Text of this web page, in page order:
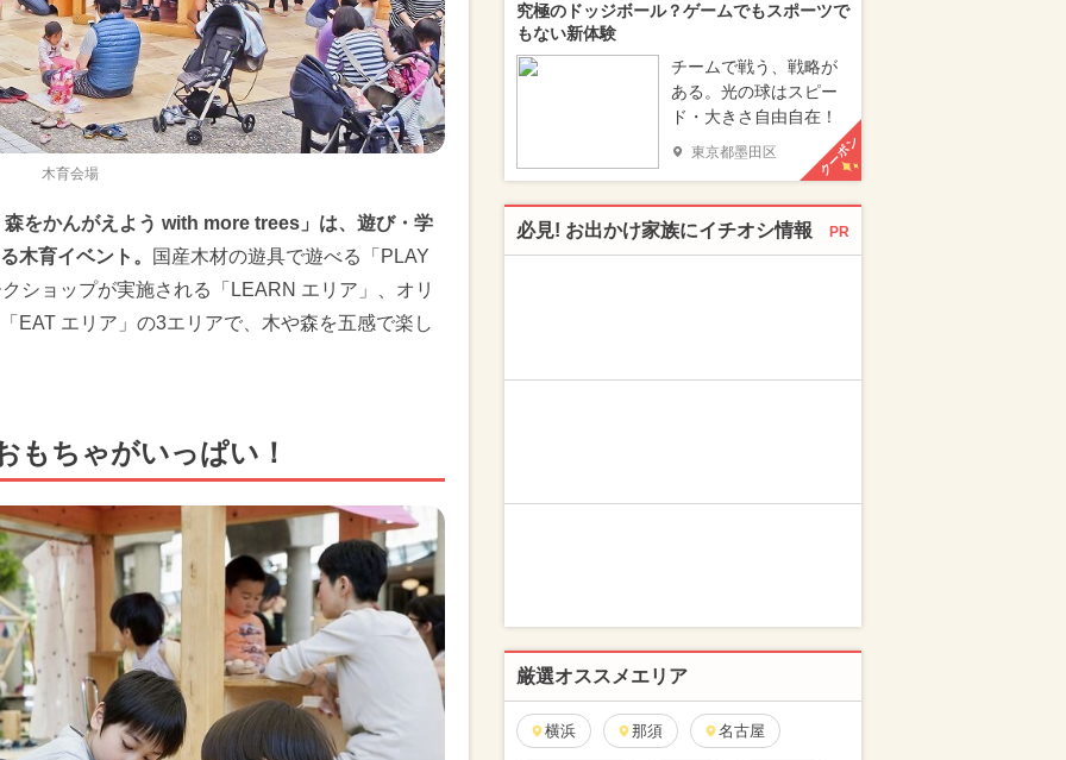
木育会場
をかんがえよう with more trees」は、遊び・学
木育イベント。
国産木材の遊具で遊べる「PLAY
ショップが実施される「LEARN エリア」、オリ
EAT エリア」の3エリアで、木や森を五感で楽し
もちゃがいっぱい！
究極のドッジボール？ゲームでもスポーツで
もない新体験
チームで戦う、戦略が
ある。光の球はスピー
ド・大きさ自由自在！
東京都墨田区 クーポン
必見! お出かけ家族にイチオシ情報 PR
厳選オススメエリア
横浜 那須 名古屋